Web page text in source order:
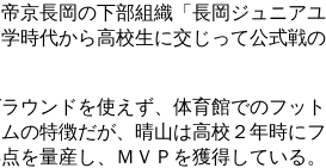
京長岡の下部組織「長岡ジュニアユ
時代から高校生に交じって公式戦の
ウンドを使えず、体育館でのフット
の特徴だが、晴山は高校２年時にフ
を量産し、ＭＶＰを獲得している。